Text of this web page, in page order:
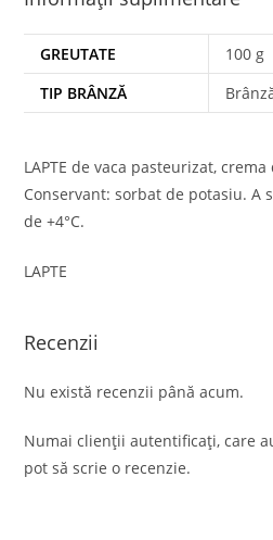
GREUTATE
100 g
TIP BRÂNZĂ
LAPTE de vaca pasteurizat, crema
Conservant: sorbat de potasiu. A
de +4°C.
LAPTE
Recenzii
Nu există recenzii până acum.
Numai clienții autentificați, care
pot să scrie o recenzie.